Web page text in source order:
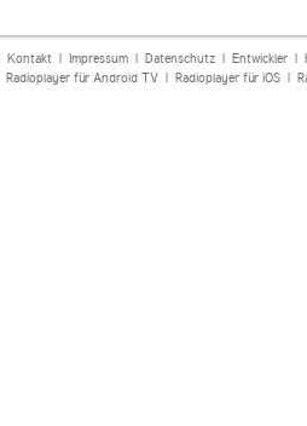
Kontakt| Impressum| Datenschutz| Entwickler|
Radioplayer für Android TV| Radioplayer für iOS|